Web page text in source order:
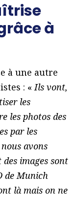
à
à une autre
: « Ils vont,
les
les photos des
par les
avons
images sont
de Munich
là mais on ne